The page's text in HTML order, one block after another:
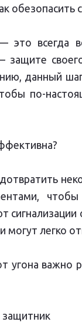
обезопасить
это всегда
данный
по-
легко
важно